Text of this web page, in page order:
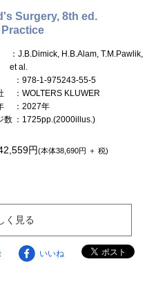
Surgery, 8th ed.
：J.B.Dimick, H.B.Alam, T.M.Pawlik,
et al.
：978-1-975243-55-5
：WOLTERS KLUWER
：2027年
数 ：1725pp.(2000illus.)
円(本体38,690円 ＋ 税)
く見る
いいね